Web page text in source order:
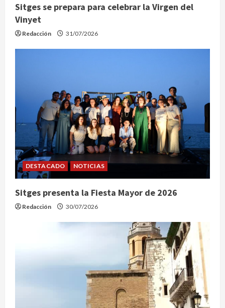
Sitges se prepara para celebrar la Virgen del
Vinyet
Redacción 31/07/2026
DESTACADO NOTICIAS
Sitges presenta la Fiesta Mayor de 2026
Redacción 30/07/2026